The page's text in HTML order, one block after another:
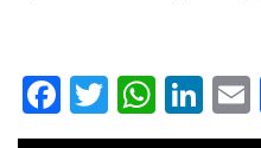
Facebook
Twitter